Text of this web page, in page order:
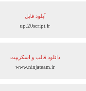
آپلود فایل
up.20script.ir
دانلود قالب و اسکریپت
www.ninjateam.ir